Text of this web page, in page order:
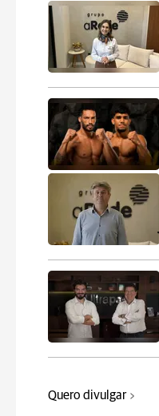
Quero divulgar